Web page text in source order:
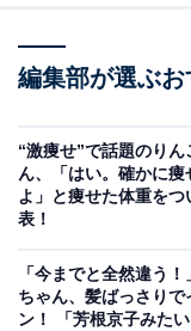
編集部が選ぶ
“激痩せ”で話題のりん
ん、「はい。確かに痩
よ」と痩せた体重をつ
表！
「今までと全然違う
ちゃん、髪ばっさりで
ン！ 「芳根京子みた